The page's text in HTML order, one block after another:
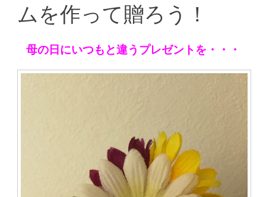
ムを作って贈ろう！
母の日にいつもと違うプレゼントを・・・